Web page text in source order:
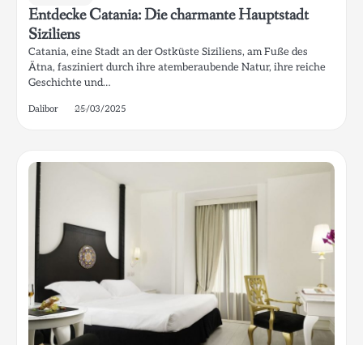
Entdecke Catania: Die charmante Hauptstadt
Siziliens
Catania, eine Stadt an der Ostküste Siziliens, am Fuße des
Ätna, fasziniert durch ihre atemberaubende Natur, ihre reiche
Geschichte und…
Dalibor 25/03/2025